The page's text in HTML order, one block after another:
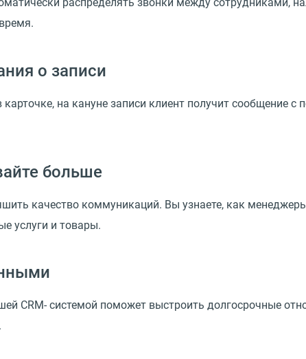
распределять звонки между сотрудниками,
о записи
на кануне записи клиент получит сообщение
больше
качество коммуникаций. Вы узнаете, как
услуги и товары.
CRM- системой поможет выстроить долгосрочные